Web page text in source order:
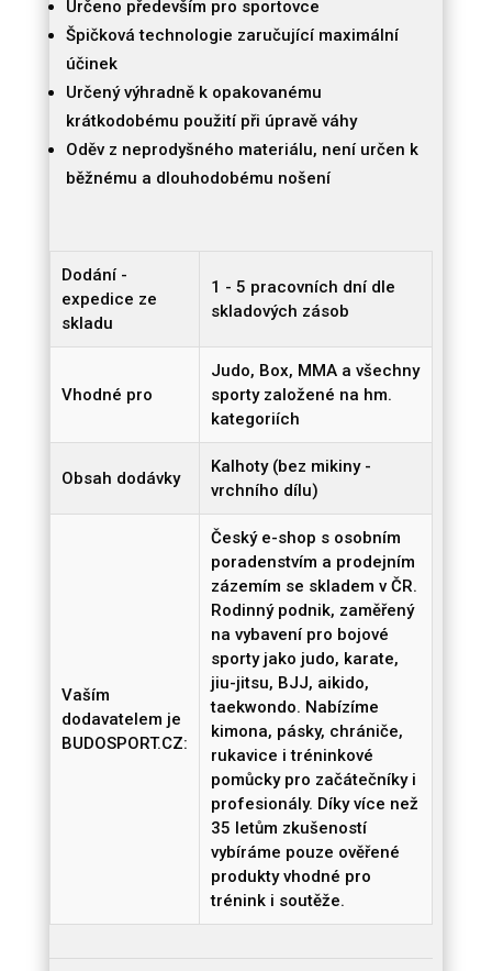
ÚPRAVĚ
HMOTNOSTI
POUZE
KALHOTY
množství
Určeno především pro sportovce
Špičková technologie zaručující maximální
účinek
Určený výhradně k opakovanému
krátkodobému použití při úpravě váhy
Oděv z neprodyšného materiálu, není určen k
běžnému a dlouhodobému nošení
Dodání -
expedice ze
skladu
1 - 5 pracovních dní dle
skladových zásob
Vhodné pro
Judo, Box, MMA a všechny
sporty založené na hm.
kategoriích
Obsah dodávky
Kalhoty (bez mikiny -
vrchního dílu)
Vaším
dodavatelem je
BUDOSPORT.CZ:
Český e-shop s osobním
poradenstvím a prodejním
zázemím se skladem v ČR.
Rodinný podnik, zaměřený
na vybavení pro bojové
sporty jako judo, karate,
jiu-jitsu, BJJ, aikido,
taekwondo. Nabízíme
kimona, pásky, chrániče,
rukavice i tréninkové
pomůcky pro začátečníky i
profesionály. Díky více než
35 letům zkušeností
vybíráme pouze ověřené
produkty vhodné pro
trénink i soutěže.